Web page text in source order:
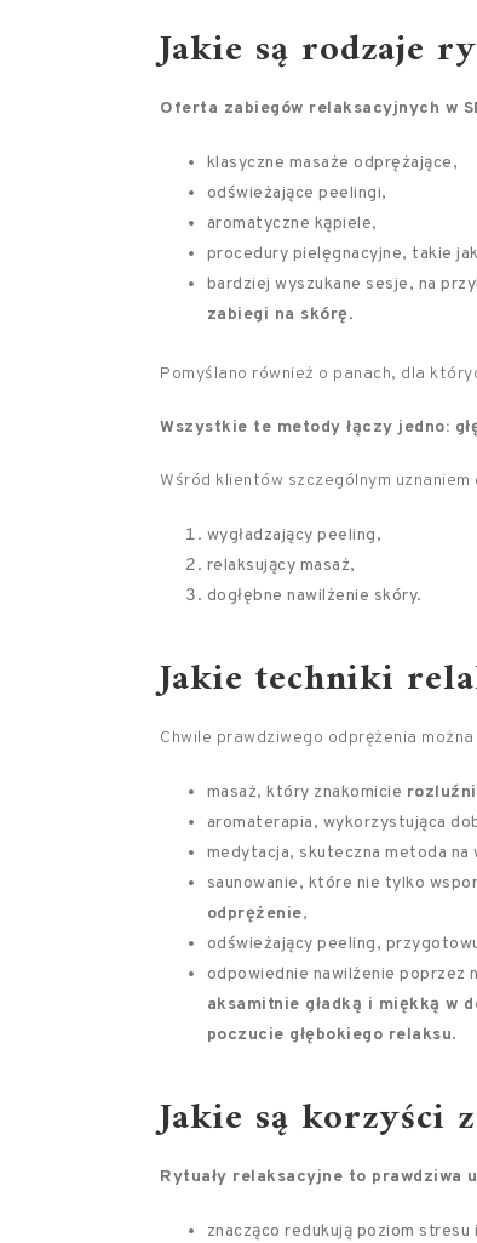
Jakie są rodzaje
Oferta zabiegów relaksacyjnych w
klasyczne masaże odprężające,
odświeżające peelingi,
aromatyczne kąpiele,
procedury pielęgnacyjne, takie jak
bardziej wyszukane sesje, na
zabiegi na skórę.
Pomyślano również o panach, dla
Wszystkie te metody łączy jedno:
Wśród klientów szczególnym uznaniem
wygładzający peeling,
relaksujący masaż,
dogłębne nawilżenie skóry.
Jakie techniki
Chwile prawdziwego odprężenia
masaż, który znakomicie
aromaterapia, wykorzystująca
medytacja, skuteczna metoda na
saunowanie, które nie tylko
odprężenie,
odświeżający peeling,
odpowiednie nawilżenie poprzez
aksamitnie gładką i miękką w
poczucie głębokiego relaksu.
Jakie są korzyści
Rytuały relaksacyjne to prawdziwa
znacząco redukują poziom